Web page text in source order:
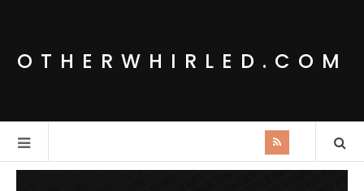
OTHERWHIRLED.COM